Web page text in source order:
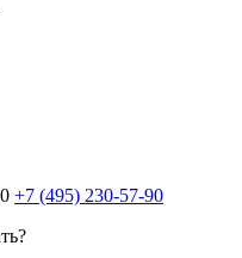
+7 (495) 230-57-90